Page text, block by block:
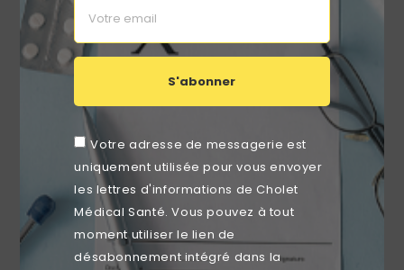
S'abonner
Votre adresse de messagerie est
uniquement utilisée pour vous envoyer
les lettres d'informations de Cholet
Médical Santé. Vous pouvez à tout
moment utiliser le lien de
désabonnement intégré dans la
RUPTURE DE STOCK